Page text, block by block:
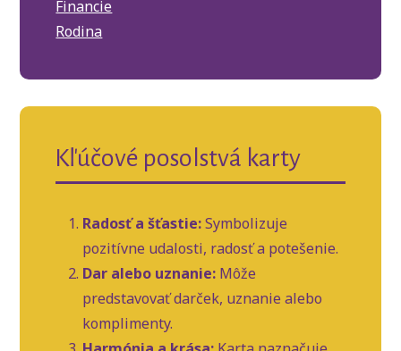
Financie
Rodina
Kľúčové posolstvá karty
Radosť a šťastie:Symbolizuje
pozitívne udalosti, radosť a potešenie.
Dar alebo uznanie: Môže
predstavovať darček, uznanie alebo
komplimenty.